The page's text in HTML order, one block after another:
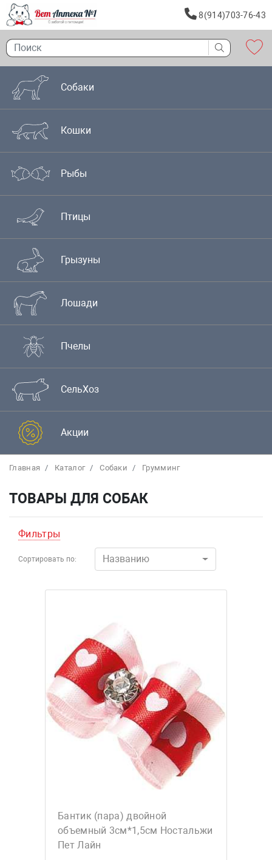
8(914)703-76-43
Собаки
Кошки
Рыбы
Птицы
Грызуны
Лошади
Пчелы
СельХоз
Акции
Главная Каталог Собаки Грумминг
ТОВАРЫ ДЛЯ СОБАК
Фильтры
Сортировать по: Названию
Бантик (пара) двойной
объемный 3см*1,5см Ностальжи
Пет Лайн